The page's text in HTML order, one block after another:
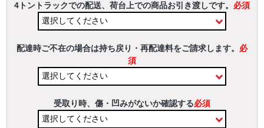
4トントラックでの配送、荷台上での商品お引き渡しです。 必須
配達時ご不在の場合は持ち戻り・再配達料をご請求します。 必
須
受取り時、傷・凹みがないか確認する必須